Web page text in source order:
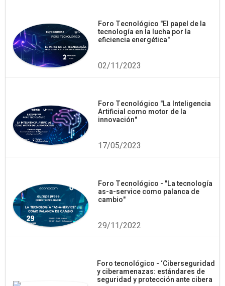
Foro Tecnológico "El papel de la
tecnología en la lucha por la
eficiencia energética"
02/11/2023
Foro Tecnológico "La Inteligencia
Artificial como motor de la
innovación"
17/05/2023
Foro Tecnológico - "La tecnología
as-a-service como palanca de
cambio"
29/11/2022
Foro tecnológico - ‘Ciberseguridad
y ciberamenazas: estándares de
seguridad y protección ante cibera